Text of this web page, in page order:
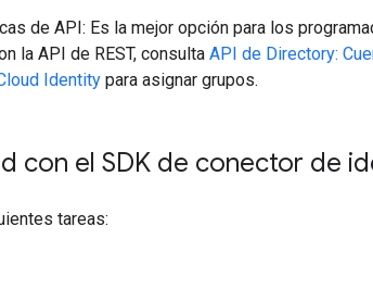
de API: Es la mejor opción para los
la API de REST, consulta API de Directory:
Identity para asignar grupos.
con el SDK de conector de
tareas: